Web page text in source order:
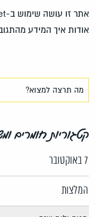
אתר זו עושה שימוש ב-Akismet כדי לסנן תגובות זבל.
אודות איך המידע
קטגוריות חומרים
7 באוקטובר
המלצות